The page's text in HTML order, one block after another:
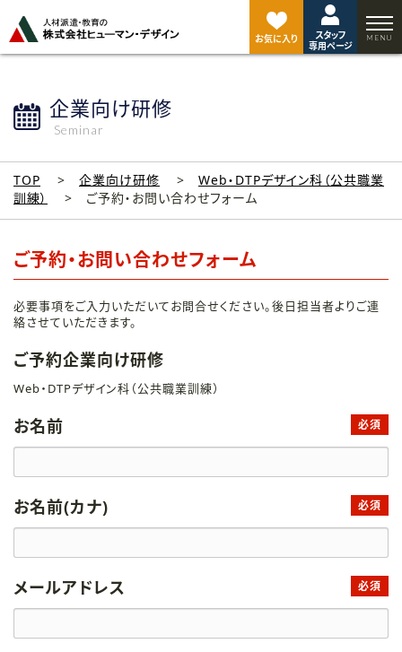
お気に入り
スタッフ
専用ページ
企業向け研修
Seminar
TOP 企業向け研修
Web・DTPデザイン科（公共職業
訓練）
ご予約・お問い合わせフォーム
ご予約・お問い合わせフォーム
必要事項をご入力いただいてお問合せください。後日担当者よりご連
絡させていただきます。
ご予約企業向け研修
Web・DTPデザイン科（公共職業訓練）
お名前 必須
お名前(カナ) 必須
メールアドレス 必須
ジ
ト